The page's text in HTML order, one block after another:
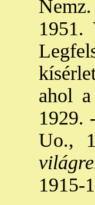
ahol
1929. -
Uo.,
1915-